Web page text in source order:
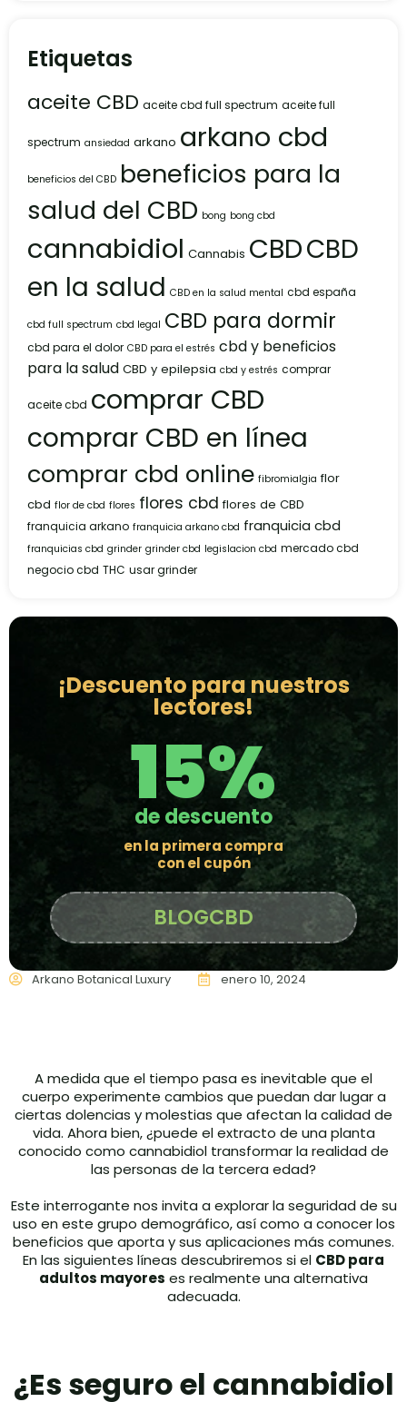
Arkano Botanical Luxury enero 10, 2024
A medida que el tiempo pasa es inevitable que el
cuerpo experimente cambios que puedan dar lugar a
ciertas dolencias y molestias que afectan la calidad de
vida. Ahora bien, ¿puede el extracto de una planta
conocido como cannabidiol transformar la realidad de
las personas de la tercera edad?
Este interrogante nos invita a explorar la seguridad de su
uso en este grupo demográfico, así como a conocer los
beneficios que aporta y sus aplicaciones más comunes.
En las siguientes líneas descubriremos si el CBD para
adultos mayores es realmente una alternativa
adecuada.
¿Es seguro el cannabidiol
Etiquetas
aceite CBD aceite cbd full spectrum aceite full
spectrum ansiedad arkano arkano cbd
beneficios del CBD beneficios para la
salud del CBD bong bong cbd
cannabidiol Cannabis CBDCBD
en la salud CBD en la salud mental cbd españa
cbd full spectrum cbd legal CBD para dormir
cbd para el dolor CBD para el estrés cbd y beneficios
para la salud CBD y epilepsia cbd y estrés comprar
aceite cbd comprar CBD
comprar CBD en línea
comprar cbd online fibromialgia flor
cbd flor de cbd flores flores cbd flores de CBD
franquicia arkano franquicia arkano cbd franquicia cbd
franquicias cbd grinder grinder cbd legislacion cbd mercado cbd
negocio cbd THC usar grinder
¡Descuento para nuestros
lectores!
15%
de descuento
en la primera compra
con el cupón
BLOGCBD